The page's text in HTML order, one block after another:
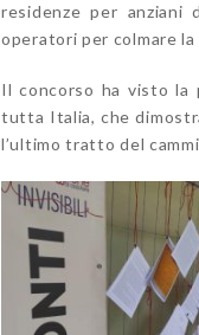
residenze per anziani
operatori per colmare
Il concorso ha visto la
tutta Italia, che
l’ultimo tratto del